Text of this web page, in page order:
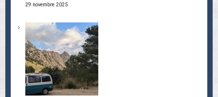
29 novembre 2025